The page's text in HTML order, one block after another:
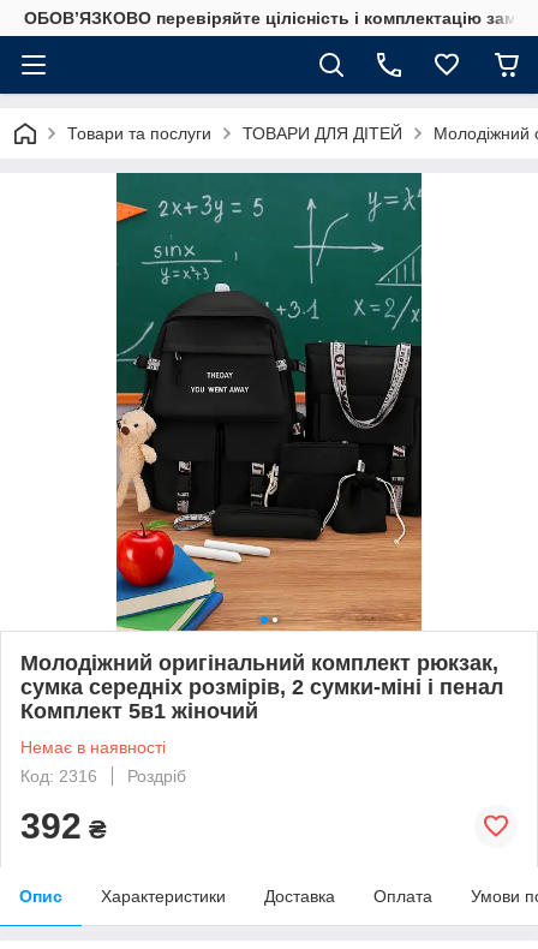
ОБОВ’ЯЗКОВО перевіряйте цілісність і комплектацію
Товари та послуги ТОВАРИ ДЛЯ ДІТЕЙ Молодіжний
Молодіжний оригінальний комплект рюкзак,
сумка середніх розмірів, 2 сумки-міні і пенал
Комплект 5в1 жіночий
Немає в наявності
Код: 2316
Роздріб
392 ₴
Опис Характеристики Доставка Оплата Умови